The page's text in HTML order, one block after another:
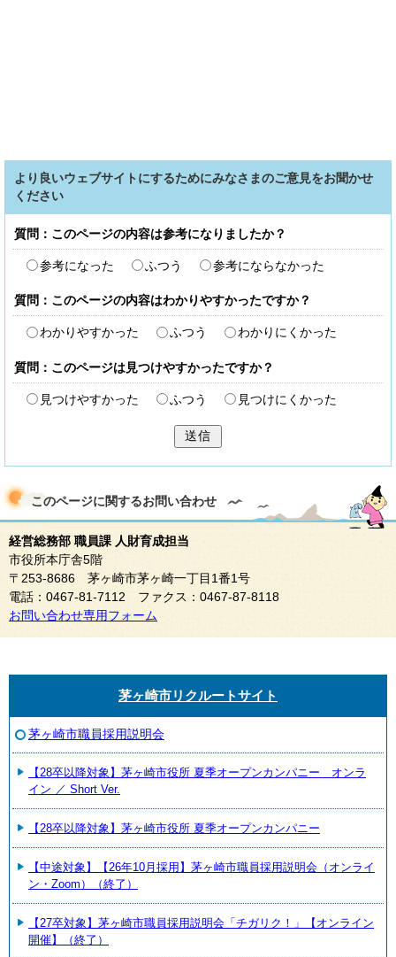
より良いウェブサイトにするためにみなさまのご意見をお聞かせ
ください
質問：このページの内容は参考になりましたか？
参考になった ふつう 参考にならなかった
質問：このページの内容はわかりやすかったですか？
わかりやすかった ふつう わかりにくかった
質問：このページは見つけやすかったですか？
見つけやすかった ふつう 見つけにくかった
送信
このページに関するお問い合わせ
経営総務部 職員課 人財育成担当
市役所本庁舎5階
〒253-8686 茅ヶ崎市茅ヶ崎一丁目1番1号
電話：0467-81-7112 ファクス：0467-87-8118
お問い合わせ専用フォーム
茅ヶ崎市リクルートサイト
茅ヶ崎市職員採用説明会
【28卒以降対象】茅ヶ崎市役所 夏季オープンカンパニー オンラ
イン ／ Short Ver.
【28卒以降対象】茅ヶ崎市役所 夏季オープンカンパニー
【中途対象】【26年10月採用】茅ヶ崎市職員採用説明会（オンライ
ン・Zoom）（終了）
【27卒対象】茅ヶ崎市職員採用説明会「チガリク！」【オンライン
開催】（終了）